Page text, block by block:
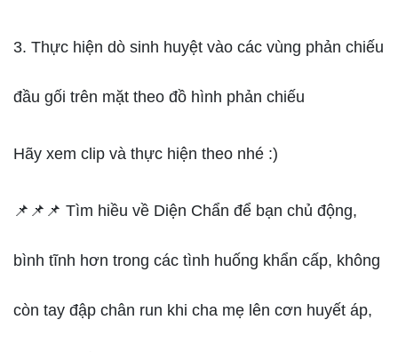
3. Thực hiện dò sinh huyệt vào các vùng phản chiếu
đầu gối trên mặt theo đồ hình phản chiếu
Hãy xem clip và thực hiện theo nhé :)
📌📌📌 Tìm hiều về Diện Chẩn để bạn chủ động,
bình tĩnh hơn trong các tình huống khẩn cấp, không
còn tay đập chân run khi cha mẹ lên cơn huyết áp,